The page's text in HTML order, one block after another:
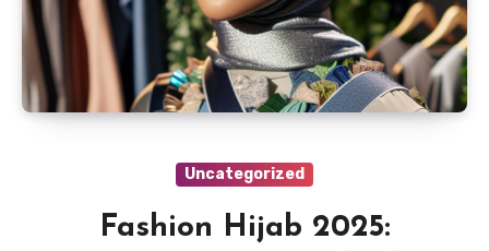
Uncategorized
Fashion Hijab 2025: